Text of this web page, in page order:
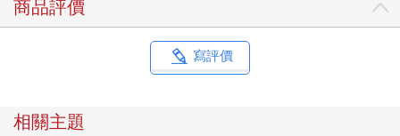
斯人》的小說，跟非裔美國人的經驗有什麼關係。
某一晚在紐約的派對上，這是那種冗長的活動，寫作的人和想寫
作的人，還有能夠幫助這兩種人開始或繼續寫作的人攪和在一
起，那時有個又高又瘦，長得頗抱歉的作家經紀人跟我說，要是
我就能賣一大堆書。我回他，我在過的就是黑人生活，比他能想
商品評價
寫評價
相關主題